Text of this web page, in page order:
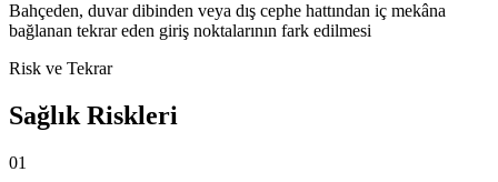
Bahçeden, duvar dibinden veya dış cephe hattından iç mekâna
bağlanan tekrar eden giriş noktalarının fark edilmesi
Risk ve Tekrar
Sağlık Riskleri
01